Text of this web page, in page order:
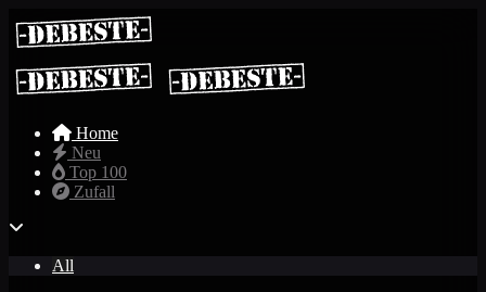
Home
Neu
Top 100
Zufall
All